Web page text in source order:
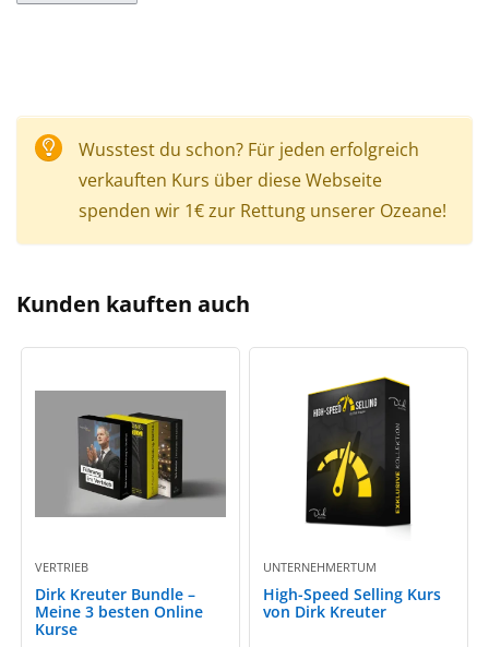
Wusstest du schon? Für jeden erfolgreich
verkauften Kurs über diese Webseite
spenden wir 1€ zur Rettung unserer Ozeane!
Kunden kauften auch
VERTRIEB
Dirk Kreuter Bundle –
Meine 3 besten Online
Kurse
UNTERNEHMERTUM
High-Speed Selling Kurs
von Dirk Kreuter